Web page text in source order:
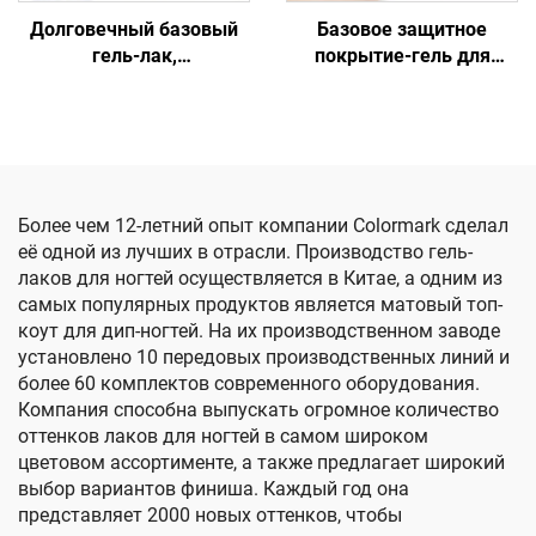
Долговечный базовый
гель-лак,
Базовое защитное
покрытие-гель для
Более чем 12-летний опыт компании Colormark сделал
её одной из лучших в отрасли. Производство гель-
лаков для ногтей осуществляется в Китае, а одним из
самых популярных продуктов является матовый топ-
коут для дип-ногтей. На их производственном заводе
установлено 10 передовых производственных линий и
более 60 комплектов современного оборудования.
Компания способна выпускать огромное количество
оттенков лаков для ногтей в самом широком
цветовом ассортименте, а также предлагает широкий
выбор вариантов финиша. Каждый год она
представляет 2000 новых оттенков, чтобы